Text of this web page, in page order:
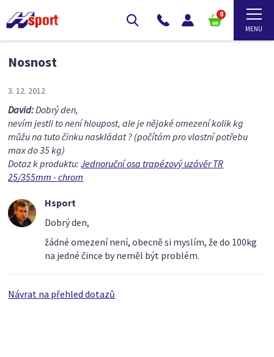
0
Nosnost
3. 12. 2012
David:Dobrý den,
nevím jestli to není hloupost, ale je nějaké omezení kolik kg
můžu na tuto činku naskládat ? (počítám pro vlastní potřebu
max do 35 kg)
Dotaz k produktu:Jednoruční osa trapézový uzávěr TR
25/355mm - chrom
Hsport
Dobrý den,
žádné omezení není, obecně si myslím, že do 100kg
na jedné čince by neměl být problém.
Návrat na přehled dotazů